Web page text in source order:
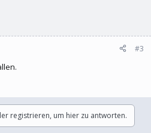
#3
registrieren, um hier zu antworten.